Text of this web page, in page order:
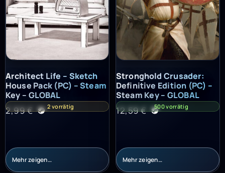
Architect Life – Sketch House Pack (PC) – Steam Key – GLOBAL
Architect Life – Sketch
House Pack (PC) – Steam
Key – GLOBAL
2,99€ 2 vorrätig
Mehr zeigen…
Stronghold Crusader: Definitive
Stronghold Crusader:
Definitive Edition (PC) –
Steam Key – GLOBAL
12,59€ 500 vorrätig
Mehr zeigen…